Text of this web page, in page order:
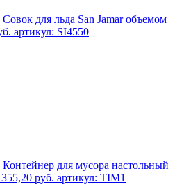
Совок для льда San Jamar объемом
артикул: SI4550
Контейнер для мусора настольный
355,20 руб. артикул: TIM1